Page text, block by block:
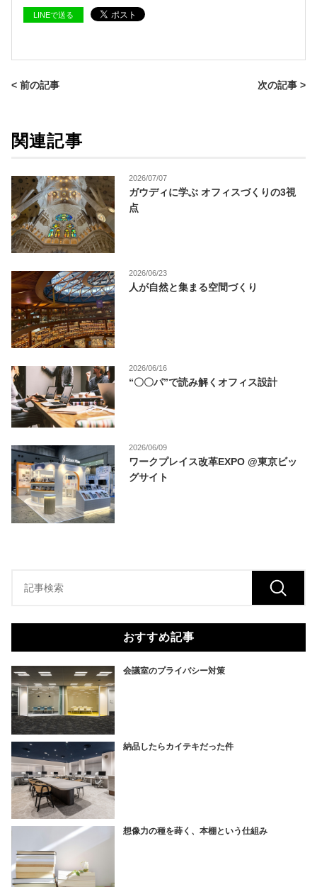
LINEで送る
< 前の記事 次の記事 >
関連記事
2026/07/07
ガウディに学ぶ オフィスづくりの3視
点
2026/06/23
人が自然と集まる空間づくり
2026/06/16
“〇〇パ”で読み解くオフィス設計
2026/06/09
ワークプレイス改革EXPO @東京ビッ
グサイト
おすすめ記事
会議室のプライバシー対策
納品したらカイテキだった件
想像力の種を蒔く、本棚という仕組み